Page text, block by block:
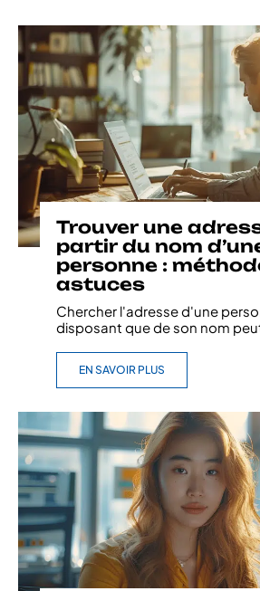
Trouver une
partir du nom
personne :
astuces
Chercher l'adresse d'une
disposant que de son nom
EN SAVOIR PLUS